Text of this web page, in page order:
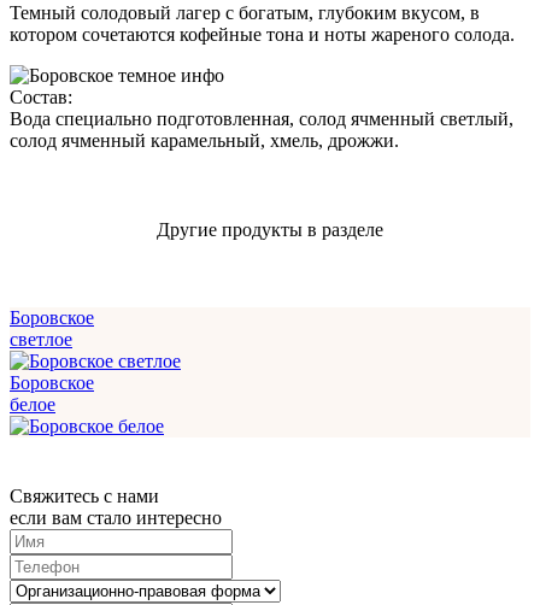
Темный солодовый лагер с богатым, глубоким вкусом, в
котором сочетаются кофейные тона и ноты жареного солода.
Состав:
Вода специально подготовленная, солод ячменный светлый,
солод ячменный карамельный, хмель, дрожжи.
Другие продукты в разделе
Боровское
светлое
Боровское
белое
Свяжитесь с нами
если вам стало интересно